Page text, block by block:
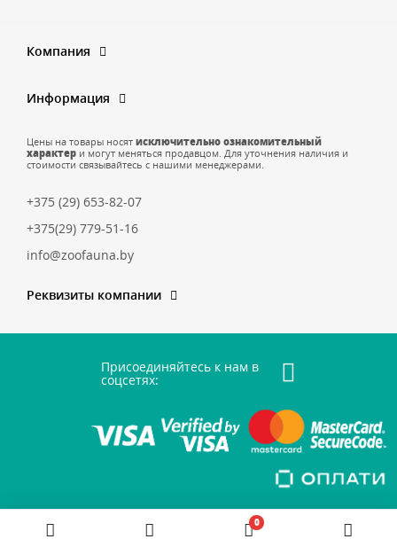
Компания
Информация
Цены на товары носят исключительно ознакомительный
характер и могут меняться продавцом. Для уточнения наличия и
стоимости связывайтесь с нашими менеджерами.
+375 (29) 653-82-07
+375(29) 779-51-16
info@zoofauna.by
Реквизиты компании
Присоединяйтесь к нам в
соцсетях:
0